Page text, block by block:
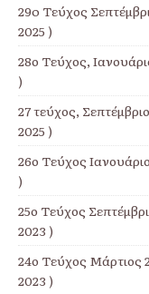
29o Τεύχος
2025 )
28ο Τεύχος,
)
27 τεύχος,
2025 )
26ο Τεύχος
)
25ο Τεύχος
2023 )
24ο Τεύχος Μάρτιος
2023 )